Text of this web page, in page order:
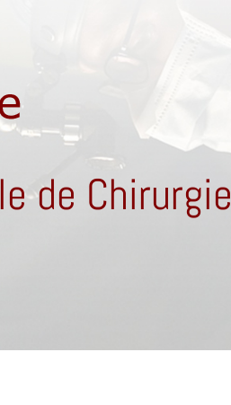
de Chirurgie